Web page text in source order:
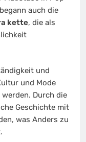
auch die
kette, die als
und
und Mode
Durch die
Geschichte mit
was Anders zu